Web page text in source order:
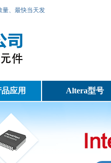
量、最快当天发
应用 Altera型号